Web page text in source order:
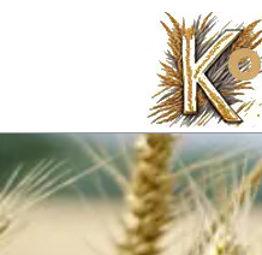
Koolhydraten
Nieuws